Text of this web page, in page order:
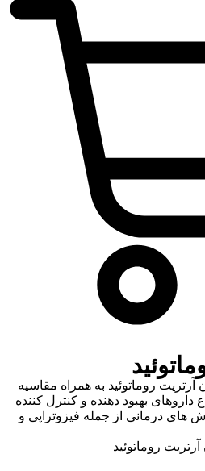
روماتوئید به همراه مقاسیه
داروهای بهبود دهنده و کنترل کننده
درمانی از جمله فیزوتراپی و